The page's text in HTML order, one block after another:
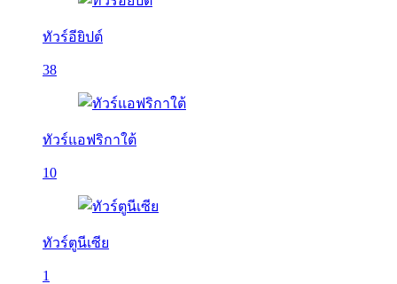
ทัวร์อียิปต์
38
ทัวร์แอฟริกาใต้
10
ทัวร์ตูนีเซีย
1